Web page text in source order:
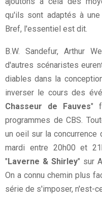
qu'ils sont adaptés à
Bref, l'essentiel est dit.
B.W. Sandefur, Arthur
d'autres scénaristes
diables dans la
inverser le cours des
Chasseur de Fauves"
programmes de CBS.
un oeil sur la concurrence
mardi entre 20h00 et
"Laverne & Shirley" sur
On a connu chemin plus
série de s'imposer, n'est-